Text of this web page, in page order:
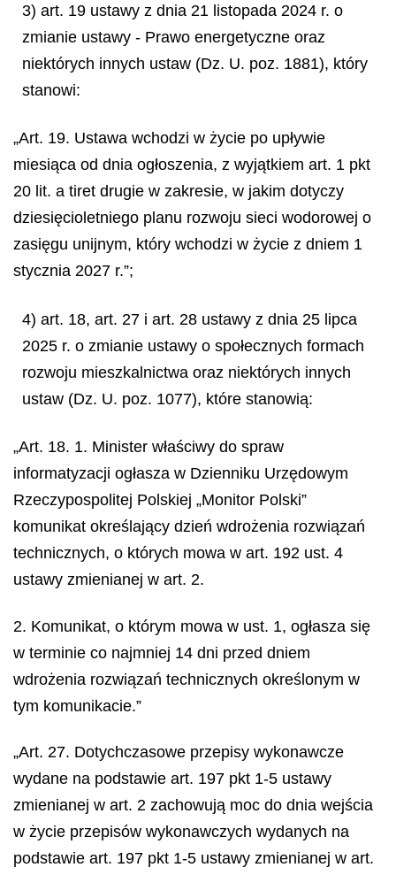
3) art. 19 ustawy z dnia 21 listopada 2024 r. o
zmianie ustawy - Prawo energetyczne oraz
niektórych innych ustaw (Dz. U. poz. 1881), który
stanowi:
„Art. 19. Ustawa wchodzi w życie po upływie
miesiąca od dnia ogłoszenia, z wyjątkiem art. 1 pkt
20 lit. a tiret drugie w zakresie, w jakim dotyczy
dziesięcioletniego planu rozwoju sieci wodorowej o
zasięgu unijnym, który wchodzi w życie z dniem 1
stycznia 2027 r.”;
4) art. 18, art. 27 i art. 28 ustawy z dnia 25 lipca
2025 r. o zmianie ustawy o społecznych formach
rozwoju mieszkalnictwa oraz niektórych innych
ustaw (Dz. U. poz. 1077), które stanowią:
„Art. 18. 1. Minister właściwy do spraw
informatyzacji ogłasza w Dzienniku Urzędowym
Rzeczypospolitej Polskiej „Monitor Polski”
komunikat określający dzień wdrożenia rozwiązań
technicznych, o których mowa w art. 192 ust. 4
ustawy zmienianej w art. 2.
2. Komunikat, o którym mowa w ust. 1, ogłasza się
w terminie co najmniej 14 dni przed dniem
wdrożenia rozwiązań technicznych określonym w
tym komunikacie.”
„Art. 27. Dotychczasowe przepisy wykonawcze
wydane na podstawie art. 197 pkt 1-5 ustawy
zmienianej w art. 2 zachowują moc do dnia wejścia
w życie przepisów wykonawczych wydanych na
podstawie art. 197 pkt 1-5 ustawy zmienianej w art.